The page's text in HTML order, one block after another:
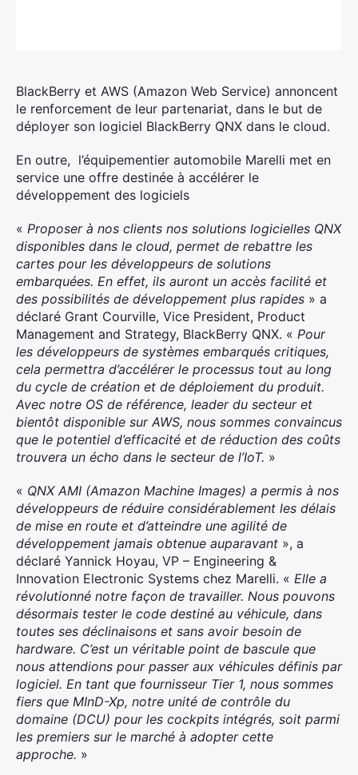
BlackBerry et AWS (Amazon Web Service) annoncent
le renforcement de leur partenariat, dans le but de
déployer son logiciel BlackBerry QNX dans le cloud.
En outre, l’équipementier automobile Marelli met en
service une offre destinée à accélérer le
développement des logiciels
« Proposer à nos clients nos solutions logicielles QNX
disponibles dans le cloud, permet de rebattre les
cartes pour les développeurs de solutions
embarquées. En effet, ils auront un accès facilité et
des possibilités de développement plus rapides » a
déclaré Grant Courville, Vice President, Product
Management and Strategy, BlackBerry QNX. « Pour
les développeurs de systèmes embarqués critiques,
cela permettra d’accélérer le processus tout au long
du cycle de création et de déploiement du produit.
Avec notre OS de référence, leader du secteur et
bientôt disponible sur AWS, nous sommes convaincus
que le potentiel d’efficacité et de réduction des coûts
trouvera un écho dans le secteur de l’IoT. »
« QNX AMI (Amazon Machine Images) a permis à nos
développeurs de réduire considérablement les délais
de mise en route et d’atteindre une agilité de
développement jamais obtenue auparavant », a
déclaré Yannick Hoyau, VP – Engineering &
Innovation Electronic Systems chez Marelli. « Elle a
révolutionné notre façon de travailler. Nous pouvons
désormais tester le code destiné au véhicule, dans
toutes ses déclinaisons et sans avoir besoin de
hardware. C’est un véritable point de bascule que
nous attendions pour passer aux véhicules définis par
logiciel. En tant que fournisseur Tier 1, nous sommes
fiers que MInD-Xp, notre unité de contrôle du
domaine (DCU) pour les cockpits intégrés, soit parmi
les premiers sur le marché à adopter cette
approche. »